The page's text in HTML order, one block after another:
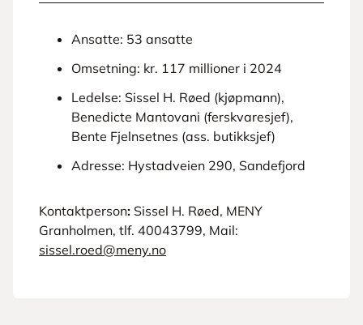
Ansatte: 53 ansatte
Omsetning: kr. 117 millioner i 2024
Ledelse: Sissel H. Røed (kjøpmann),
Benedicte Mantovani (ferskvaresjef),
Bente Fjelnsetnes (ass. butikksjef)
Adresse: Hystadveien 290, Sandefjord
Kontaktperson: Sissel H. Røed, MENY
Granholmen, tlf. 40043799, Mail:
sissel.roed@meny.no